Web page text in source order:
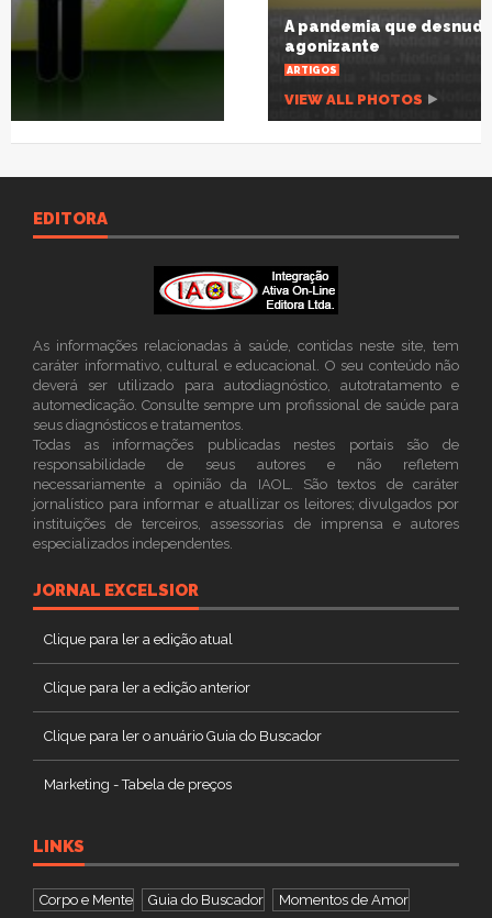
A pandemia que desnuda um planeta
agonizante
EDITORA
As informações relacionadas à saúde, contidas neste site, tem
caráter informativo, cultural e educacional. O seu conteúdo não
deverá ser utilizado para autodiagnóstico, autotratamento e
automedicação. Consulte sempre um profissional de saúde para
seus diagnósticos e tratamentos.
Todas as informações publicadas nestes portais são de
responsabilidade de seus autores e não refletem
necessariamente a opinião da IAOL. São textos de caráter
jornalístico para informar e atuallizar os leitores; divulgados por
instituições de terceiros, assessorias de imprensa e autores
especializados independentes.
JORNAL EXCELSIOR
Clique para ler a edição atual
Clique para ler a edição anterior
Clique para ler o anuário Guia do Buscador
Marketing - Tabela de preços
LINKS
Corpo e Mente Guia do Buscador Momentos de Amor